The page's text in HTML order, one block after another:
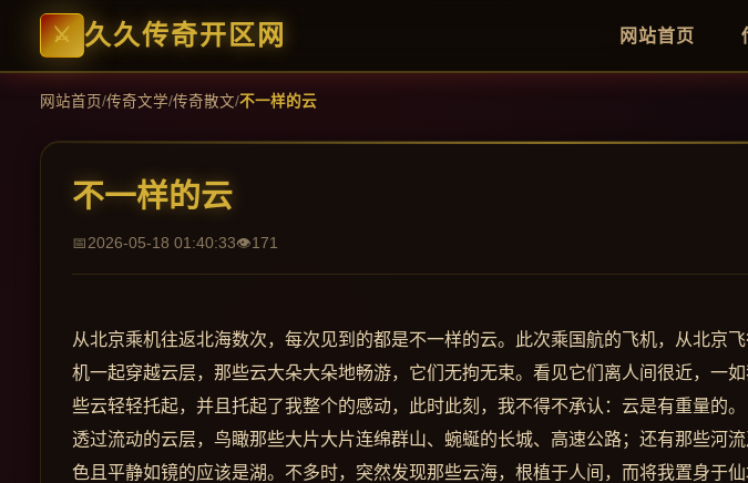
久久传奇开区网 网站首页
网站首页/传奇文学/传奇散文/不一样的云
不一样的云
2026-05-18 01:40:33 171
从北京乘机往返北海数次，每次见到的都是不一样的云。此次乘国航的飞机，从北京
机一起穿越云层，那些云大朵大朵地畅游，它们无拘无束。看见它们离人间很近，一
些云轻轻托起，并且托起了我整个的感动，此时此刻，我不得不承认：云是有重量的。
透过流动的云层，鸟瞰那些大片大片连绵群山、蜿蜒的长城、高速公路；还有那些河
色且平静如镜的应该是湖。不多时，突然发现那些云海，根植于人间，而将我置身于